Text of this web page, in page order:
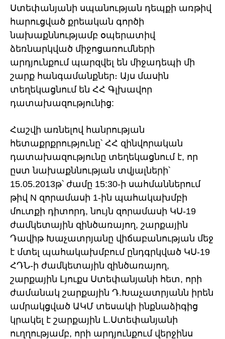
Ստեփանյանի սպանության դեպքի առթիվ
հարուցված քրեական գործի
նախաքննությամբ օպերատիվ
ձեռնարկված միջոցառումների
արդյունքում պարզվել են միջադեպի մի
շարք հանգամանքներ։ Այս մասին
տեղեկացնում են ՀՀ Գլխավոր
դատախազությունից:
Հաշվի առնելով հանրության
հետաքրքրությունը՝ ՀՀ զինվորական
դատախազությունը տեղեկացնում է, որ
ըստ նախաքննության տվյալների՝
15.05.2013թ՝ ժամը 15:30-ի սահմաններում
թիվ N զորամասի 1-ին պահակախմբի
մուտքի դիտորդ, նույն զորամասի ԿՍ-19
ժամկետային զինծառայող, շարքային
Դավիթ Խաչատրյանը վիճաբանության մեջ
է մտել պահակախմբում ընդգրկված ԿՍ-19
ՀԴՆ-ի ժամկետային զինծառայող,
շարքային Լյուքս Ստեփանյանի հետ, որի
ժամանակ շարքային Դ.Խաչատրյանն իրեն
ամրակցված ԱԿՄ տեսակի ինքնաձիգից
կրակել է շարքային Լ.Ստեփանյանի
ուղղությամբ, որի արդյունքում վերջինս